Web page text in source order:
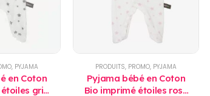
, PYJAMA
en Coton
gris
PRODUITS, PROMO, PYJAMA
Pyjama bébé en Coton
Bio imprimé étoiles rose